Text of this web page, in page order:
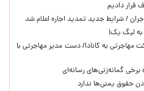
قرار دادیم
/ شرایط جدید تمدید اجاره اعلام شد
به لیگ یک!
مهاجرتی به کانادا/ دست مدیر مهاجرتی با
برخی گمانه‌زنی‌های رسانه‌ای
حقوق یمنی‌ها ندارد